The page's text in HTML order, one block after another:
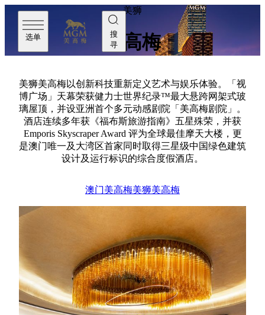
选单
搜
寻
美狮
美高梅
美狮美高梅以创新科技重新定义艺术与娱乐体验。「视
博广场」天幕荣获健力士世界纪录™最大悬跨网架式玻
璃屋顶，并设亚洲首个多元动感剧院「美高梅剧院」。
酒店连续多年获《福布斯旅游指南》五星殊荣，并获
Emporis Skyscraper Award 评为全球最佳摩天大楼，更
是澳门唯一及大湾区首家同时取得三星级中国绿色建筑
设计及运行标识的综合度假酒店。
澳门美高梅美狮美高梅
关于
美狮美高梅
美狮美高梅，路氹城的“珠宝盒”地标。酒店汇聚美狮、
美艺、天乐阁、御狮别墅及雍华府，拥有约1,400间融
合高雅与舒适的客房及套房。美高梅剧院呈献美高梅携